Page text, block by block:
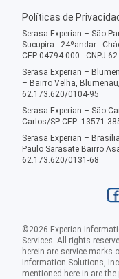
Políticas de
Serasa Experian – São
Sucupira - 24ºandar -
CEP:04794-000 - CNPJ
Serasa Experian –
– Bairro Velha,
62.173.620/0104-95
Serasa Experian – São
Carlos/SP CEP: 13571-
Serasa Experian –
Paulo Sarasate Bairro
62.173.620/0131-68
©2026 Experian
Services. All rights
herein are service marks
Information Solutions,
mentioned here in are the